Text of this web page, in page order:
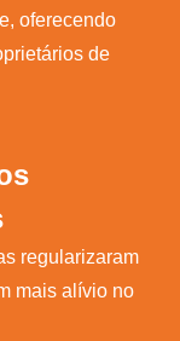
oferecendo
de
regularizaram
mais alívio no